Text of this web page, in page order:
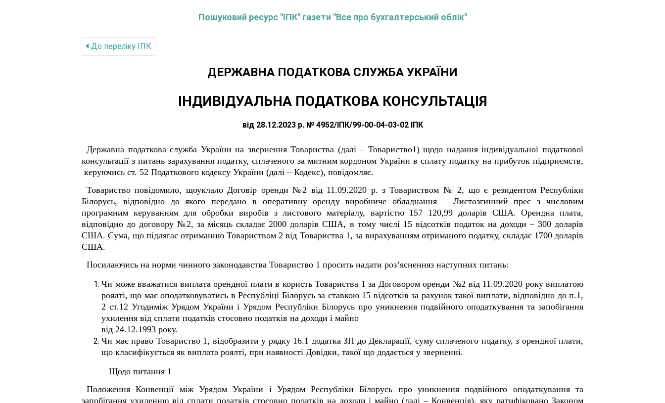
Пошуковий ресурс "ІПК" газети "Все про бухгалтерський облік"
До переліку IПК
ДЕРЖАВНА ПОДАТКОВА СЛУЖБА УКРАЇНИ
ІНДИВІДУАЛЬНА ПОДАТКОВА КОНСУЛЬТАЦІЯ
від 28.12.2023 р. № 4952/ІПК/99-00-04-03-02 ІПК
Державна податкова служба України на звернення Товариства (далі – Товариство1) щодо надання індивідуальної податкової
консультації з питань зарахування податку, сплаченого за митним кордоном України в сплату податку на прибуток підприємств,
керуючись ст. 52 Податкового кодексу України (далі – Кодекс), повідомляє.
Товариство повідомило, щоуклало Договір оренди №2 від 11.09.2020 р. з Товариством № 2, що є резидентом Республіки
Білорусь, відповідно до якого передано в оперативну оренду виробниче обладнання – Листозгинний прес з числовим
програмним керуванням для обробки виробів з листового матеріалу, вартістю 157 120,99 доларів США. Орендна плата,
відповідно до договору №2, за місяць складає 2000 доларів США, в тому числі 15 відсотків податок на доходи – 300 доларів
США. Сума, що підлягає отриманню Товариством 2 від Товариства 1, за вирахуванням отриманого податку, складає 1700 доларів
США.
Посилаючись на норми чинного законодавства Товариство 1 просить надати роз’ясненняз наступних питань:
Чи може вважатися виплата орендної плати в користь Товариства 1 за Договором оренди №2 від 11.09.2020 року виплатою
роялті, що має оподатковуватись в Республіці Білорусь за ставкою 15 відсотків за рахунок такої виплати, відповідно до п.1,
2 ст.12 Угодиміж Урядом України і Урядом Республіки Білорусь про уникнення подвійного оподаткування та запобігання
ухилення від сплати податків стосовно податків на доходи і майно
від 24.12.1993 року.
Чи має право Товариство 1, відобразити у рядку 16.1 додатка ЗП до Декларації, суму сплаченого податку, з орендної плати,
що класифікується як виплата роялті, при наявності Довідки, такої що додається у зверненні.
Щодо питання 1
Положення Конвенції між Урядом України і Урядом Республіки Білорусь про уникнення подвійного оподаткування та
запобігання ухиленню від сплати податків стосовно податків на доходи і майно (далі – Конвенція), яку ратифіковано Законом